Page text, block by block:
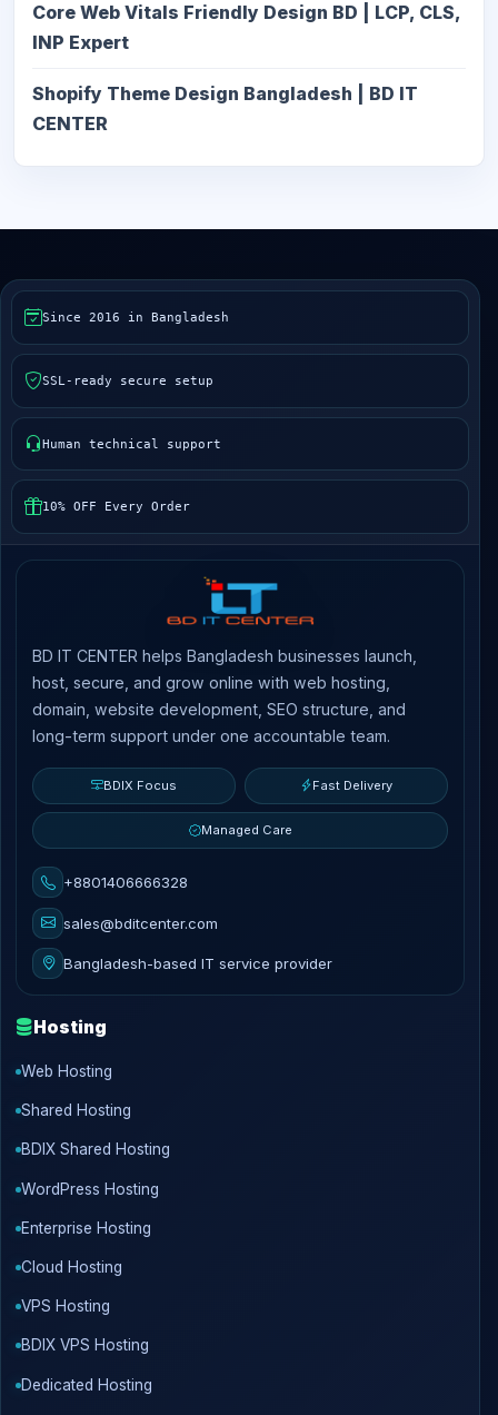
Core Web Vitals Friendly Design BD | LCP, CLS,
INP Expert
Shopify Theme Design Bangladesh | BD IT
CENTER
Since 2016 in Bangladesh
SSL-ready secure setup
Human technical support
10% OFF Every Order
BD IT CENTER helps Bangladesh businesses launch,
host, secure, and grow online with web hosting,
domain, website development, SEO structure, and
long-term support under one accountable team.
BDIX Focus Fast Delivery
Managed Care
+8801406666328
sales@bditcenter.com
Bangladesh-based IT service provider
Hosting
Web Hosting
Shared Hosting
BDIX Shared Hosting
WordPress Hosting
Enterprise Hosting
Cloud Hosting
VPS Hosting
BDIX VPS Hosting
Dedicated Hosting